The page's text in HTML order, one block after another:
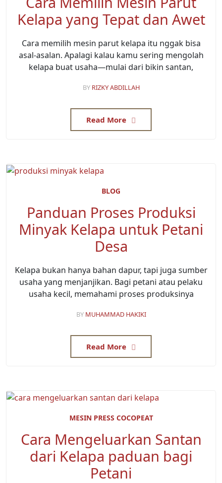
Kelapa yang Tepat dan Awet
Cara memilih mesin parut kelapa itu nggak bisa
asal-asalan. Apalagi kalau kamu sering mengolah
kelapa buat usaha—mulai dari bikin santan,
BY RIZKY ABDILLAH
Read More
BLOG
Panduan Proses Produksi
Minyak Kelapa untuk Petani
Desa
Kelapa bukan hanya bahan dapur, tapi juga sumber
usaha yang menjanjikan. Bagi petani atau pelaku
usaha kecil, memahami proses produksinya
BY MUHAMMAD HAKIKI
Read More
MESIN PRESS COCOPEAT
Cara Mengeluarkan Santan
dari Kelapa paduan bagi
Petani